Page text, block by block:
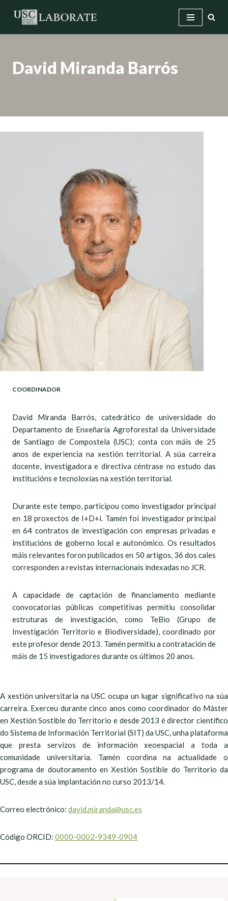
Saltar
David Miranda Barrós
COORDINADOR
David Miranda Barrós, catedrático de universidade do
Departamento de Enxeñaría Agroforestal da Universidade
de Santiago de Compostela (USC); conta con máis de 25
anos de experiencia na xestión territorial. A súa carreira
docente, investigadora e directiva céntrase no estudo das
institucións e tecnoloxías na xestión territorial.
Durante este tempo, participou como investigador principal
en 18 proxectos de I+D+i. Tamén foi investigador principal
en 64 contratos de investigación con empresas privadas e
institucións de goberno local e autonómico. Os resultados
máis relevantes foron publicados en 50 artigos, 36 dos cales
corresponden a revistas internacionais indexadas no JCR.
A capacidade de captación de financiamento mediante
convocatorias públicas competitivas permitiu consolidar
estruturas de investigación, como TeBio (Grupo de
Investigación Territorio e Biodiversidade), coordinado por
este profesor dende 2013. Tamén permitiu a contratación de
máis de 15 investigadores durante os últimos 20 anos.
A xestión universitaria na USC ocupa un lugar significativo na súa
carreira. Exerceu durante cinco anos como coordinador do Máster
en Xestión Sostible do Territorio e desde 2013 é director científico
do Sistema de Información Territorial (SIT) da USC, unha plataforma
que presta servizos de información xeoespacial a toda a
comunidade universitaria. Tamén coordina na actualidade o
programa de doutoramento en Xestión Sostible do Territorio da
USC, desde a súa implantación no curso 2013/14.
Correo electrónico: david.miranda@usc.es
Código ORCID: 0000-0002-9349-0904